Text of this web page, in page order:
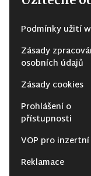
Podmínky užití
Zásady
osobních údajů
Zásady cookies
Prohlášení o
přístupnosti
VOP pro
Reklamace